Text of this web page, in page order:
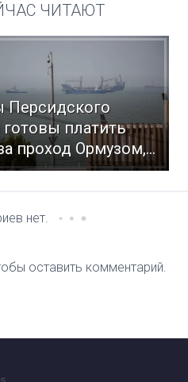
ЧИТАЮТ
Персидского
готовы платить
проход Ормузом,...
нет.
оставить комментарий.